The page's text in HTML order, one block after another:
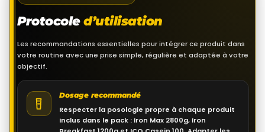
Protocoled’utilisation
Les recommandations essentielles pour intégrer ce produit dans
votre routine avec une prise simple, régulière et adaptée à votre
objectif.
Dosage recommandé
Respecter la posologie propre à chaque produit
inclus dans le pack : Iron Max 2800g, Iron